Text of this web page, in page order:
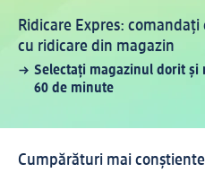
Ridicare Expres:
cu ridicare din magazin
Selectați magazinul dorit și
60 de minute
Cumpărături mai conștiente